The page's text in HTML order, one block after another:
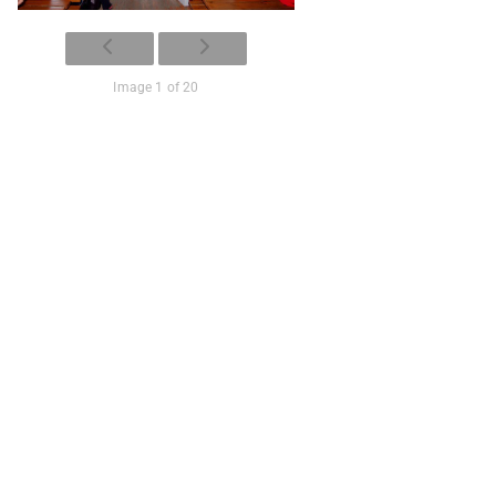
Image 1 of 20